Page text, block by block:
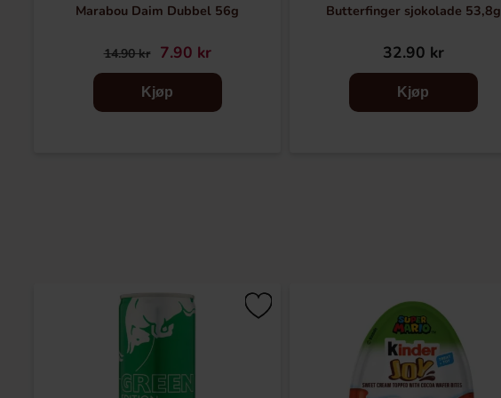
Marabou Daim Dubbel 56g
14.90 kr 7.90 kr
Kjøp
Butterfinger sjokolade 53,8g
32.90 kr
Kjøp